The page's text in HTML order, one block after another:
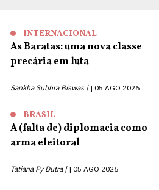
INTERNACIONAL
As Baratas: uma nova classe
precária em luta
Sankha Subhra Biswas | 05 AGO 2026
BRASIL
A (falta de) diplomacia como
arma eleitoral
Tatiana Py Dutra | 05 AGO 2026